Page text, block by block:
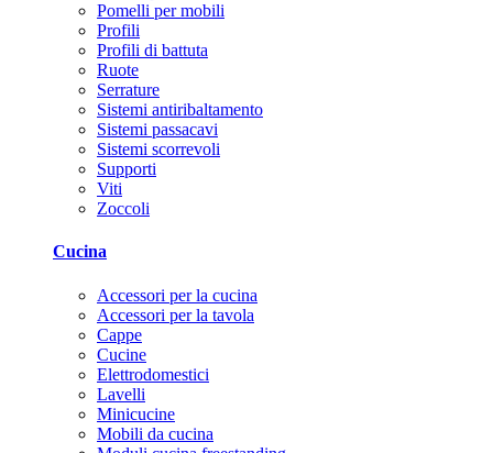
Pomelli per mobili
Profili
Profili di battuta
Ruote
Serrature
Sistemi antiribaltamento
Sistemi passacavi
Sistemi scorrevoli
Supporti
Viti
Zoccoli
Cucina
Accessori per la cucina
Accessori per la tavola
Cappe
Cucine
Elettrodomestici
Lavelli
Minicucine
Mobili da cucina